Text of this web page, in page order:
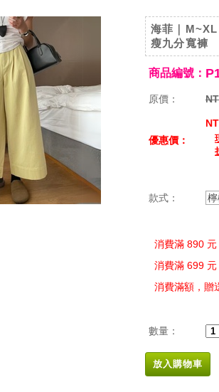
海菲｜
瘦九分寬褲
商品編號：
原價：
優惠價：
款式：
消費滿 890
消費滿 699
消費滿額，贈
數量：
放入購物車